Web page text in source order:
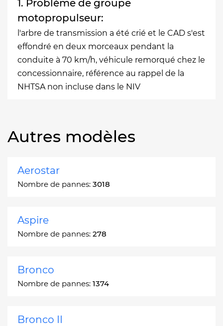
1. Problème de groupe
motopropulseur:
l'arbre de transmission a été crié et le CAD s'est
effondré en deux morceaux pendant la
conduite à 70 km/h, véhicule remorqué chez le
concessionnaire, référence au rappel de la
NHTSA non incluse dans le NIV
Autres modèles
Aerostar
Nombre de pannes: 3018
Aspire
Nombre de pannes: 278
Bronco
Nombre de pannes: 1374
Bronco II